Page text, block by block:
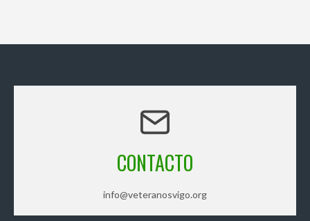
CONTACTO
info@veteranosvigo.org